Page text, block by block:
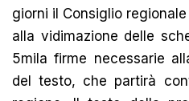
giorni il Consiglio
alla vidimazione delle
5mila firme necessarie
del testo, che partirà